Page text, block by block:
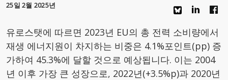
25일 2월 2025년
유로스탯에 따르면 2023년 EU의 총 전력 소비량에서
재생 에너지원이 차지하는 비중은 4.1%포인트(pp) 증
가하여 45.3%에 달할 것으로 예상됩니다. 이는 2004
년 이후 가장 큰 성장으로, 2022년(+3.5%p)과 2020년